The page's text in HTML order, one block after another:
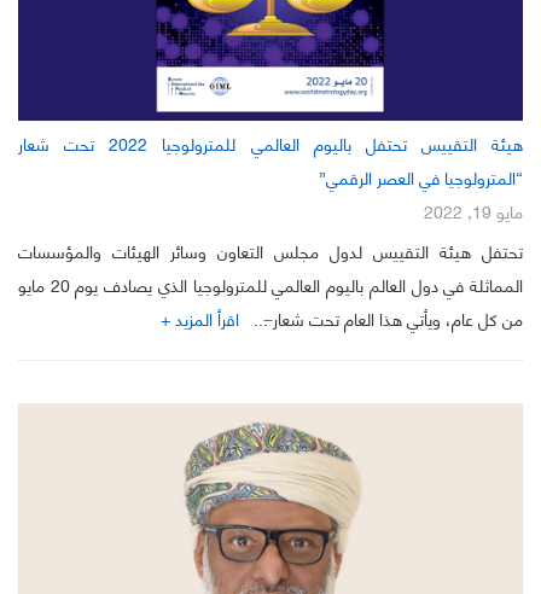
هيئة التقييس تحتفل باليوم العالمي للمترولوجيا 2022 تحت شعار
“المترولوجيا في العصر الرقمي”
مايو 19, 2022
تحتفل هيئة التقييس لدول مجلس التعاون وسائر الهيئات والمؤسسات
المماثلة في دول العالم باليوم العالمي للمترولوجيا الذي يصادف يوم 20 مايو
من كل عام، ويأتي هذا العام تحت شعار ̶... اقرأ المزيد +